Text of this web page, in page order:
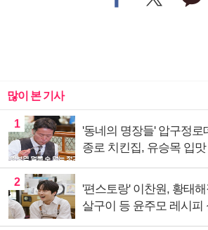
많이 본 기사
1
'동네의 명장들' 압구정로
종로 치킨집, 유승목 입맛
2
'편스토랑' 이찬원, 황태
살구이 등 윤주모 레시피